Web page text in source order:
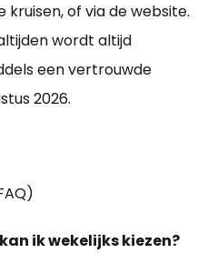
kruisen, of via de website.
wordt altijd
een vertrouwde
2026.
ik wekelijks kiezen?